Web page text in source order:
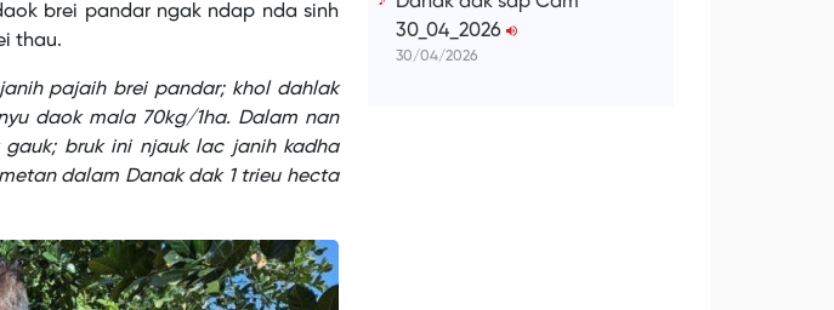
brei pandar ngak ndap nda sinh
thau.
pajaih brei pandar; khol dahlak
daok mala 70kg/1ha. Dalam nan
bruk ini njauk lac janih kadha
dalam Danak dak 1 trieu hecta
30_04_2026
30/04/2026